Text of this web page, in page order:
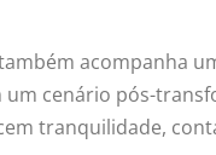
acompanha
um cenário pós-
tranquilidade,